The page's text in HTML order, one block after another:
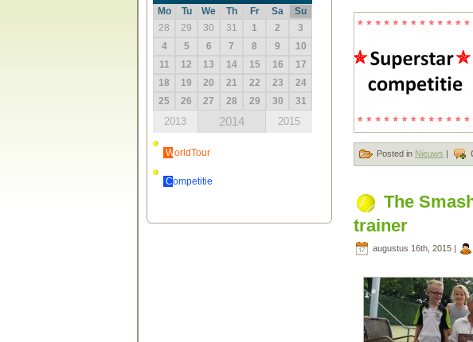
Mo Tu We Th Fr Sa
Su
28
29 30 31 1 2
3
4
5 6 7 8 9
10
11
12 13 14 15 16
17
18
19 20 21 22 23
24
25
26 27 28 29 30 31
2013 2014 2015
WorldTour
Competitie
Posted in Nieuws |
The
trainer
augustus 16th, 2015 |